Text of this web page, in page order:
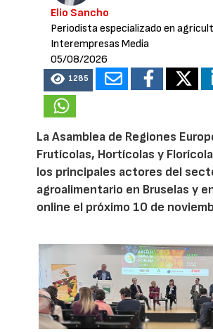
Elio Sancho
Periodista especializado en
Interempresas Media
05/08/2026
1285
La Asamblea de Regiones
Frutícolas, Hortícolas y
los principales actores del
agroalimentario en Bruselas y
online el próximo 10 de